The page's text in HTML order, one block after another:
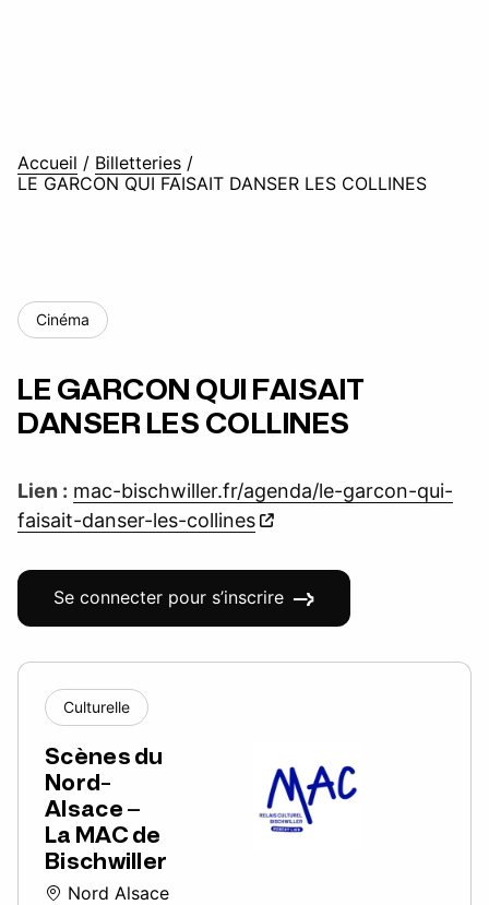
Accueil / Billetteries /
LE GARCON QUI FAISAIT DANSER LES COLLINES
Cinéma
LE GARCON QUI FAISAIT
DANSER LES COLLINES
Lien : mac-bischwiller.fr/agenda/le-garcon-qui-
faisait-danser-les-collines
Se connecter pour s’inscrire
Culturelle
Scènes du
Nord-
Alsace –
La MAC de
Bischwiller
Nord Alsace